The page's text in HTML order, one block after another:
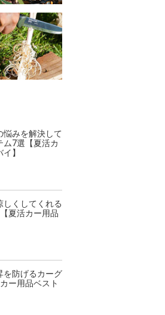
悩みを解決して
ム7選【夏活カ
】
しくしてくれる
夏活カー用品
を防げるカーグ
ー用品ベスト